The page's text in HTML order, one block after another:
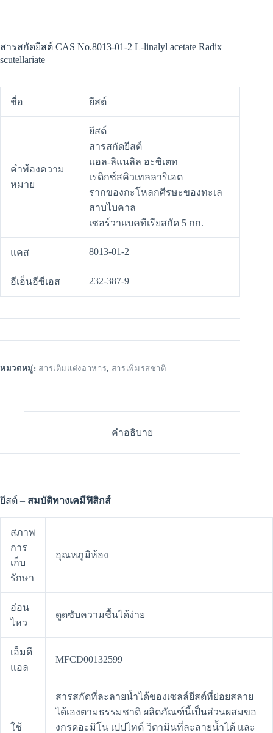
สารสกัดยีสต์ CAS No.8013-01-2 L-linalyl acetate Radix
scutellariate
ชื่อ ยีสต์
คำพ้องความ
หมาย
ยีสต์
สารสกัดยีสต์
แอล-ลิแนลิล อะซิเตท
เรดิกซ์สคิวเทลลาริเอต
รากของกะโหลกศีรษะของทะเล
สาบไบคาล
เซอร์วาแบคทีเรียสกัด 5 กก.
แคส 8013-01-2
อีเอ็นอีซีเอส 232-387-9
หมวดหมู่: สารเติมแต่งอาหาร, สารเพิ่มรสชาติ
คำอธิบาย
ยีสต์ – สมบัติทางเคมีฟิสิกส์
สภาพ
การ
เก็บ
รักษา
อุณหภูมิห้อง
อ่อน
ไหว
ดูดซับความชื้นได้ง่าย
เอ็มดี
แอล
MFCD00132599
ใช้
สารสกัดที่ละลายน้ำได้ของเซลล์ยีสต์ที่ย่อยสลาย
ได้เองตามธรรมชาติ ผลิตภัณฑ์นี้เป็นส่วนผสมขอ
งกรดอะมิโน เปปไทด์ วิตามินที่ละลายน้ำได้ และ